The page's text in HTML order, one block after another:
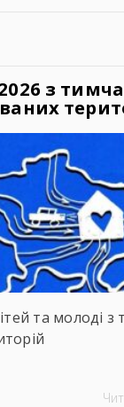
з
та молоді з